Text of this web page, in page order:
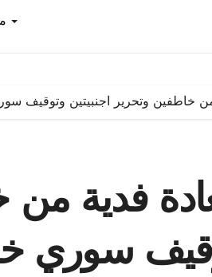
من خاطفين وتحرير اجنبيتين وتوقيف
فدية من
سوري